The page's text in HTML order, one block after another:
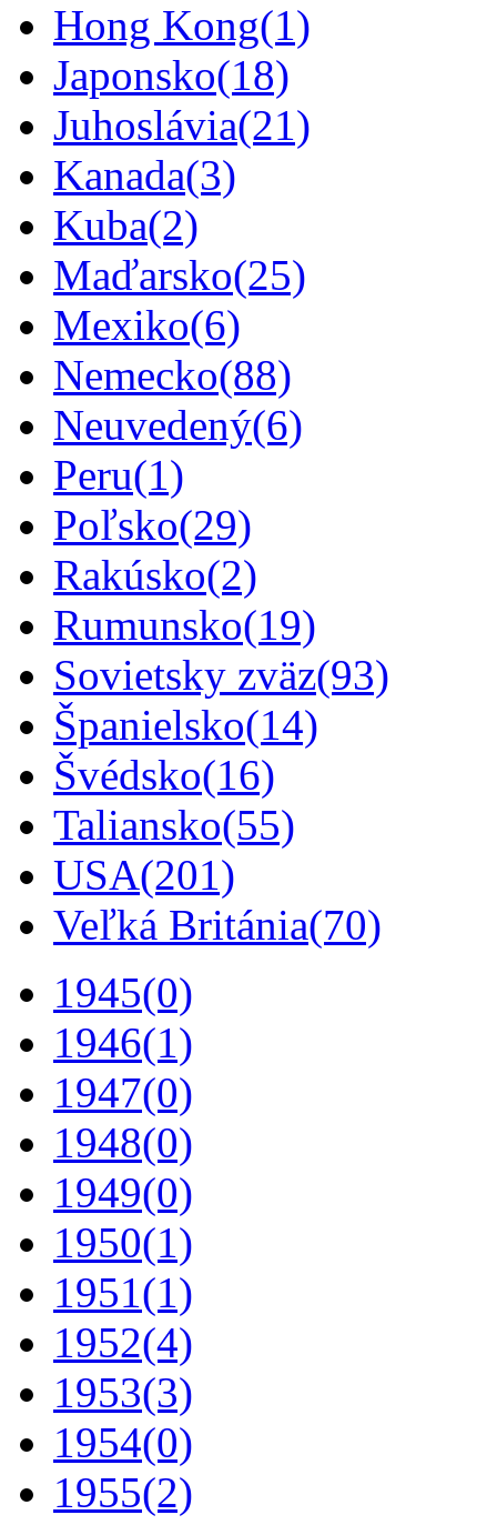
Hong Kong(1)
Japonsko(18)
Juhoslávia(21)
Kanada(3)
Kuba(2)
Maďarsko(25)
Mexiko(6)
Nemecko(88)
Neuvedený(6)
Peru(1)
Poľsko(29)
Rakúsko(2)
Rumunsko(19)
Sovietsky zväz(93)
Španielsko(14)
Švédsko(16)
Taliansko(55)
USA(201)
Veľká Británia(70)
1945(0)
1946(1)
1947(0)
1948(0)
1949(0)
1950(1)
1951(1)
1952(4)
1953(3)
1954(0)
1955(2)